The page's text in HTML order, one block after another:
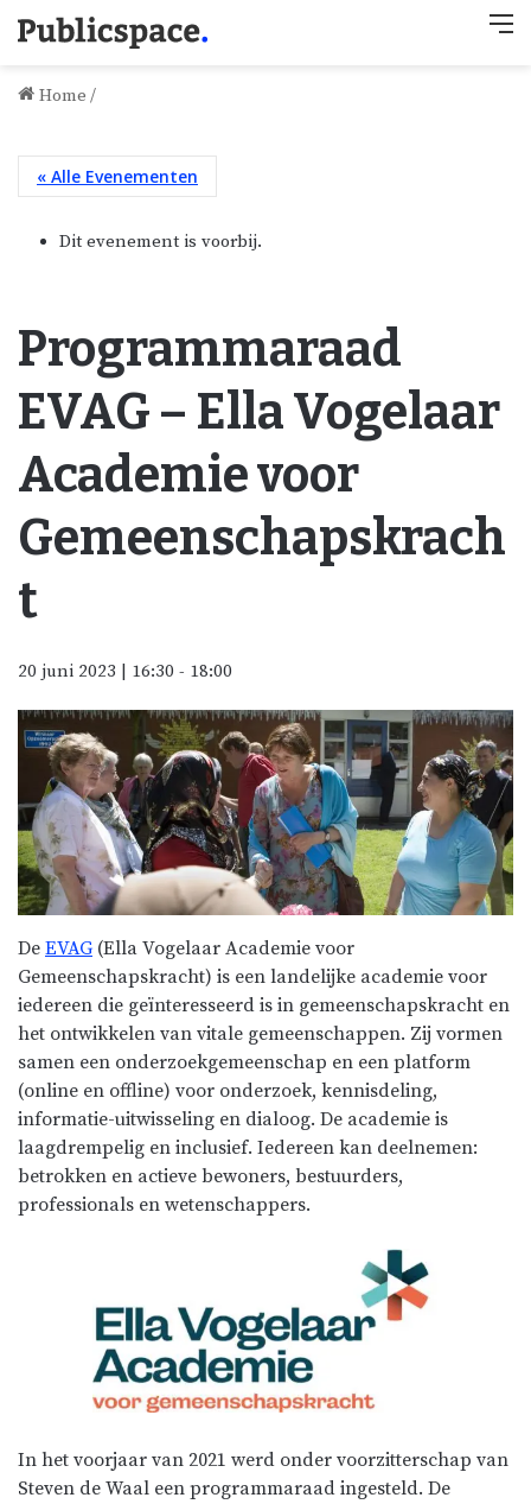
Home /
« Alle Evenementen
Dit evenement is voorbij.
Programmaraad
EVAG – Ella Vogelaar
Academie voor
Gemeenschapskrach
t
20 juni 2023 | 16:30 - 18:00
De EVAG (Ella Vogelaar Academie voor
Gemeenschapskracht) is een landelijke academie voor
iedereen die geïnteresseerd is in gemeenschapskracht en
het ontwikkelen van vitale gemeenschappen. Zij vormen
samen een onderzoekgemeenschap en een platform
(online en offline) voor onderzoek, kennisdeling,
informatie-uitwisseling en dialoog. De academie is
laagdrempelig en inclusief. Iedereen kan deelnemen:
betrokken en actieve bewoners, bestuurders,
professionals en wetenschappers.
In het voorjaar van 2021 werd onder voorzitterschap van
Steven de Waal een programmaraad ingesteld. De